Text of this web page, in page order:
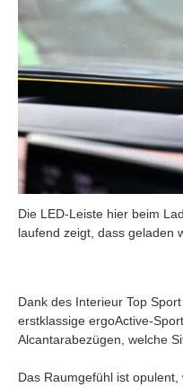
Die LED-Leiste hier beim
laufend zeigt, dass geladen
Dank des Interieur Top
erstklassige ergoActive-
Alcantarabezügen, welche
Das Raumgefühl ist